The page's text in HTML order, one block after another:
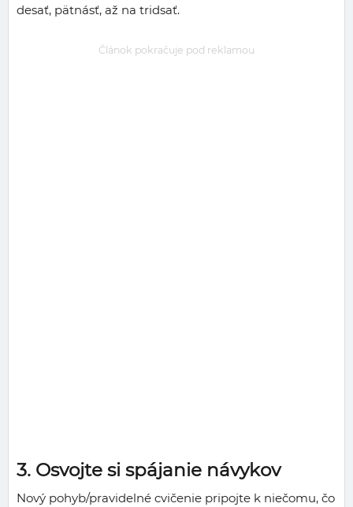
desať, pätnásť, až na tridsať.
Článok pokračuje pod reklamou
3. Osvojte si spájanie návykov
Nový pohyb/pravidelné cvičenie pripojte k niečomu, čo